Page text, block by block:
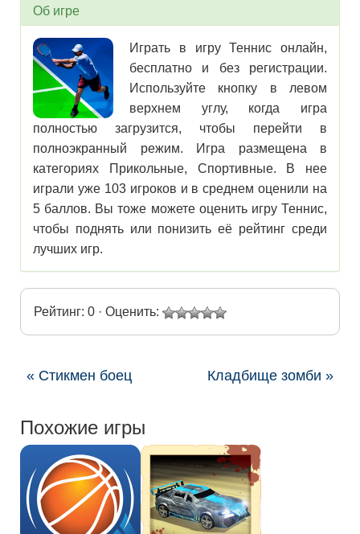
Об игре
Играть в игру Теннис онлайн,
бесплатно и без регистрации.
Используйте кнопку в левом
верхнем углу, когда игра
полностью загрузится, чтобы перейти в
полноэкранный режим. Игра размещена в
категориях Прикольные, Спортивные. В нее
играли уже 103 игроков и в среднем оценили на
5 баллов. Вы тоже можете оценить игру Теннис,
чтобы поднять или понизить её рейтинг среди
лучших игр.
Рейтинг: 0 · Оценить:
« Стикмен боец Кладбище зомби »
Похожие игры